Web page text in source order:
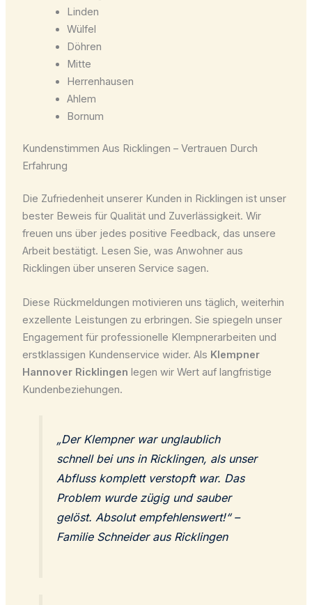
Linden
Wülfel
Döhren
Mitte
Herrenhausen
Ahlem
Bornum
Kundenstimmen Aus Ricklingen – Vertrauen Durch
Erfahrung
Die Zufriedenheit unserer Kunden in Ricklingen ist unser
bester Beweis für Qualität und Zuverlässigkeit. Wir
freuen uns über jedes positive Feedback, das unsere
Arbeit bestätigt. Lesen Sie, was Anwohner aus
Ricklingen über unseren Service sagen.
Diese Rückmeldungen motivieren uns täglich, weiterhin
exzellente Leistungen zu erbringen. Sie spiegeln unser
Engagement für professionelle Klempnerarbeiten und
erstklassigen Kundenservice wider. Als Klempner
Hannover Ricklingen legen wir Wert auf langfristige
Kundenbeziehungen.
„Der Klempner war unglaublich
schnell bei uns in Ricklingen, als unser
Abfluss komplett verstopft war. Das
Problem wurde zügig und sauber
gelöst. Absolut empfehlenswert!“ –
Familie Schneider aus Ricklingen